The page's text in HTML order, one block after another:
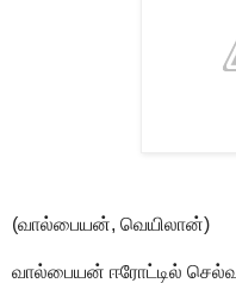
(வால்பையன், வெயிலான்)
வால்பையன் ஈரோட்டில்